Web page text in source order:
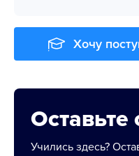
Хочу
Оставьте
Учились здесь?